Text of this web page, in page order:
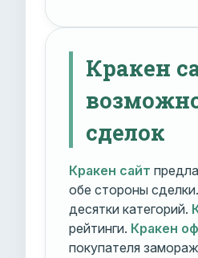
Кракен
сделок
Кракен сайт
обе стороны сделки.
десятки категорий.
рейтинги. Кракен
покупателя